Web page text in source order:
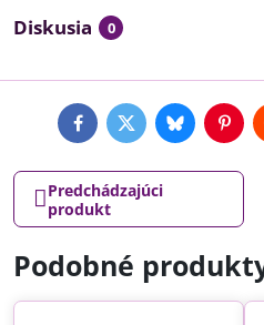
Diskusia 0
FacebookTwitterBluesky
Predchádzajúci
produkt
Podobné